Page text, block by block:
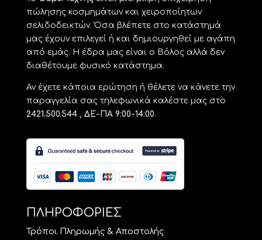
πώλησης κοσμημάτων και χειροποίητων
σελιδοδεικτών. Όσα βλέπετε στο κατάστημά
μας έχουν επιλεγεί ή και δημιουργηθεί με αγάπη
από εμάς. Η έδρα μας είναι ο Βόλος αλλά δεν
διαθέτουμε φυσικό κατάστημα.
Αν έχετε κάποια ερώτηση ή θέλετε να κάνετε την
παραγγελία σας τηλεφωνικά καλέστε μας στο
2421.500.544 , ΔΕ-ΠΑ 9:00-14:00.
ΠΛΗΡΟΦΟΡΙΕΣ
Τρόποι Πληρωμής & Αποστολής